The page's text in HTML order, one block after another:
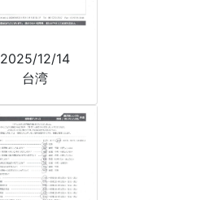
2025/12/14
台湾